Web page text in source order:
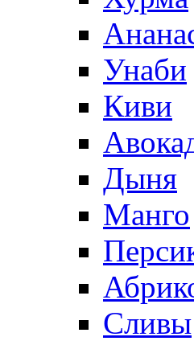
Унаби
Киви
Дыня
Манго
Сливы